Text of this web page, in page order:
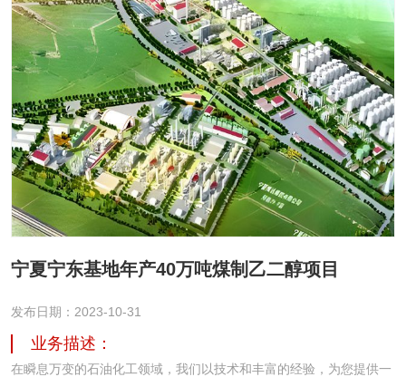
宁夏宁东基地年产40万吨煤制乙二醇项目
发布日期：2023-10-31
业务描述：
在瞬息万变的石油化工领域，我们以技术和丰富的经验，为您提供一